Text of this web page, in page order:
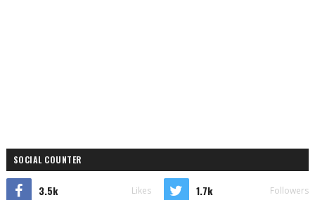
SOCIAL COUNTER
3.5k Likes 1.7k Followers